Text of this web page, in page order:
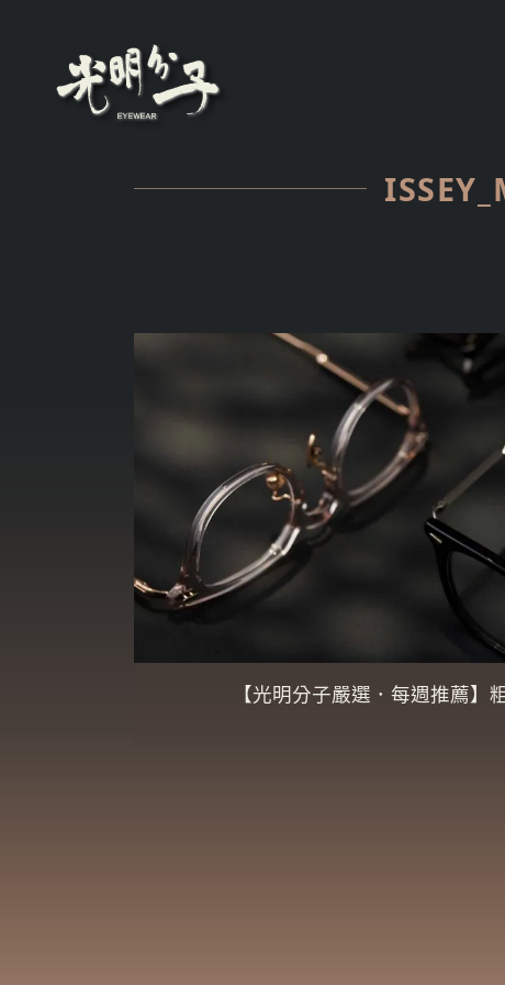
【光明分子嚴選．每週推薦】